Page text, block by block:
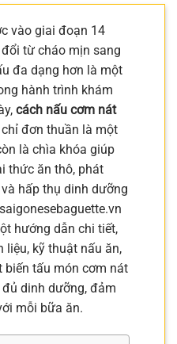
vào giai đoạn 14
từ cháo mịn sang
đa dạng hơn là một
hành trình khám
cách nấu cơm nát
đơn thuần là một
là chìa khóa giúp
thức ăn thô, phát
hấp thụ dinh dưỡng
hướng dẫn chi tiết,
liệu, kỹ thuật nấu ăn,
biến tấu món cơm nát
dinh dưỡng, đảm
mỗi bữa ăn.